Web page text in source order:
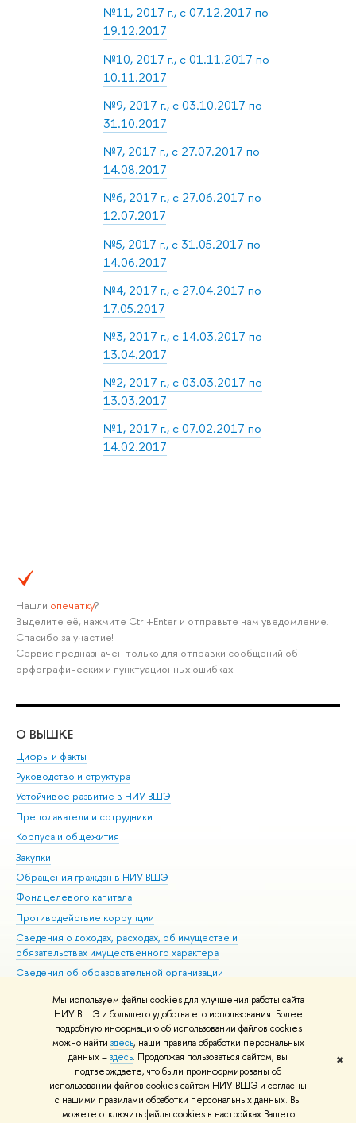
Мы используем файлы cookies для улучшения работы сайта
НИУ ВШЭ и большего удобства его использования. Более
подробную информацию об использовании файлов cookies
можно найти здесь, наши правила обработки персональных
данных –здесь. Продолжая пользоваться сайтом, вы
подтверждаете, что были проинформированы об
использовании файлов cookies сайтом НИУ ВШЭ и согласны
с нашими правилами обработки персональных данных. Вы
можете отключить файлы cookies в настройках Вашего
✖
№11, 2017 г., с 07.12.2017 по
19.12.2017
№10, 2017 г., с 01.11.2017 по
10.11.2017
№9, 2017 г., с 03.10.2017 по
31.10.2017
№7, 2017 г., с 27.07.2017 по
14.08.2017
№6, 2017 г., с 27.06.2017 по
12.07.2017
№5, 2017 г., с 31.05.2017 по
14.06.2017
№4, 2017 г., с 27.04.2017 по
17.05.2017
№3, 2017 г., с 14.03.2017 по
13.04.2017
№2, 2017 г., с 03.03.2017 по
13.03.2017
№1, 2017 г., с 07.02.2017 по
14.02.2017
Нашли опечатку?
Выделите её, нажмите Ctrl+Enter и отправьте нам уведомление.
Спасибо за участие!
Сервис предназначен только для отправки сообщений об
орфографических и пунктуационных ошибках.
О ВЫШКЕ
Цифры и факты
Руководство и структура
Устойчивое развитие в НИУ ВШЭ
Преподаватели и сотрудники
Корпуса и общежития
Закупки
Обращения граждан в НИУ ВШЭ
Фонд целевого капитала
Противодействие коррупции
Сведения о доходах, расходах, об имуществе и
обязательствах имущественного характера
Сведения об образовательной организации
Людям с ограниченными возможностями здоровья
Единая платежная страница
Работа в Вышке
© НИУ ВШЭ 1993–2026 Адреса и контакты Условия использования
материалов Политика конфиденциальности Карта сайта
Шрифты HSE Sans и HSE Slab разработаны вШколе дизайна НИУ ВШЭ